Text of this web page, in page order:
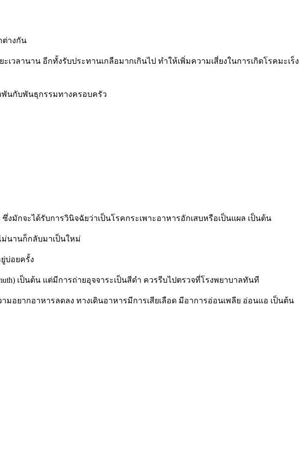
ต่างกัน
ลานาน อีกทั้งรับประทานเกลือมากเกินไป ทำให้เพิ่มความเสี่ยงในการเกิดโรคมะเร็ง
พันกับพันธุกรรมทางครอบครัว
มักจะได้รับการวินิจฉัยว่าเป็นโรคกระเพาะอาหารอักเสบหรือเป็นแผล เป็นต้น
นานก็กลับมาเป็นใหม่
บ่อยครั้ง
เป็นต้น แต่มีการถ่ายอุจจาระเป็นสีดำ ควรรีบไปตรวจที่โรงพยาบาลทันที
อยากอาหารลดลง ทางเดินอาหารมีการเสียเลือด มีอาการอ่อนเพลีย อ่อนแอ เป็นต้น